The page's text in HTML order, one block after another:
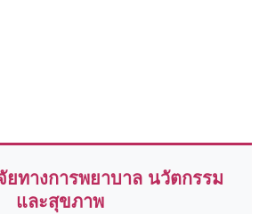
ยทางการพยาบาล นวัตกรรม
และสุขภาพ